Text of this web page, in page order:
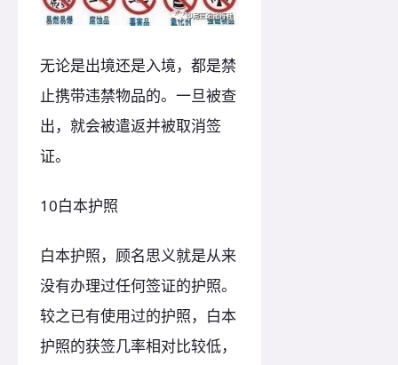
无论是出境还是入境，都是禁
止携带违禁物品的。一旦被查
出，就会被遣返并被取消签
证。
10白本护照
白本护照，顾名思义就是从来
没有办理过任何签证的护照。
较之已有使用过的护照，白本
护照的获签几率相对比较低，